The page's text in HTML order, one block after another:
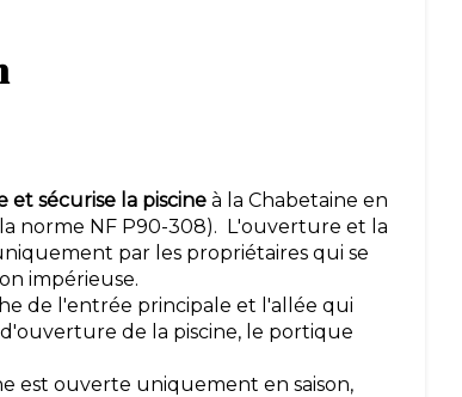
et sécurise la piscine à la Chabetaine en
norme NF P90-308). L'ouverture et la
par les propriétaires qui se
impérieuse.
de l'entrée principale et l'allée qui
de la piscine, le portique
est ouverte uniquement en saison,